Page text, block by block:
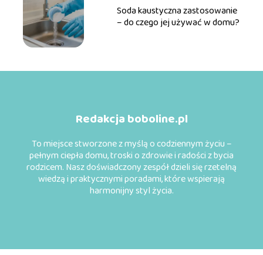
Soda kaustyczna zastosowanie
– do czego jej używać w domu?
Redakcja boboline.pl
To miejsce stworzone z myślą o codziennym życiu –
pełnym ciepła domu, troski o zdrowie i radości z bycia
rodzicem. Nasz doświadczony zespół dzieli się rzetelną
wiedzą i praktycznymi poradami, które wspierają
harmonijny styl życia.